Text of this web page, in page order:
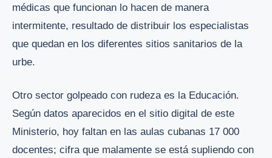
médicas que funcionan lo hacen de manera
intermitente, resultado de distribuir los especialistas
que quedan en los diferentes sitios sanitarios de la
urbe.
Otro sector golpeado con rudeza es la Educación.
Según datos aparecidos en el sitio digital de este
Ministerio, hoy faltan en las aulas cubanas 17 000
docentes; cifra que malamente se está supliendo con